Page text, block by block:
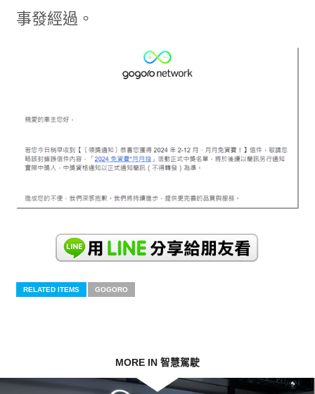
事發經過。
RELATED ITEMS GOGORO
MORE IN 智慧駕駛